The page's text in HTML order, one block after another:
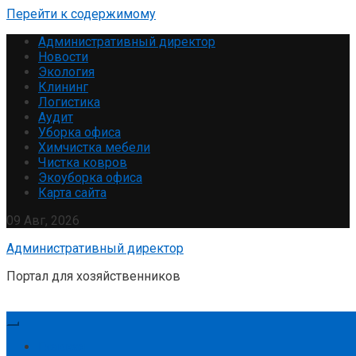
Перейти к содержимому
Административный директор
Новости
Экология
Клининг
Логистика
Аудит
Уборка офиса
Химчистка мебели
Чистка ковров
Экоуборка офиса
Карта сайта
09 Авг, 2026
Административный директор
Портал для хозяйственников